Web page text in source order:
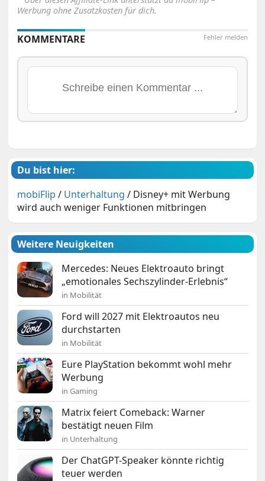
Werbung ohne Zusatzkosten für dich.
Fehler melden
KOMMENTARE
Du bist hier:
mobiFlip / Unterhaltung / Disney+ mit Werbung
wird auch weniger Funktionen mitbringen
Weitere Neuigkeiten
Mercedes: Neues Elektroauto bringt
„emotionales Sechszylinder-Erlebnis“
in Mobilität
Ford will 2027 mit Elektroautos neu
durchstarten
in Mobilität
Eure PlayStation bekommt wohl mehr
Werbung
in Gaming
Matrix feiert Comeback: Warner
bestätigt neuen Film
in Unterhaltung
Der ChatGPT-Speaker könnte richtig
teuer werden